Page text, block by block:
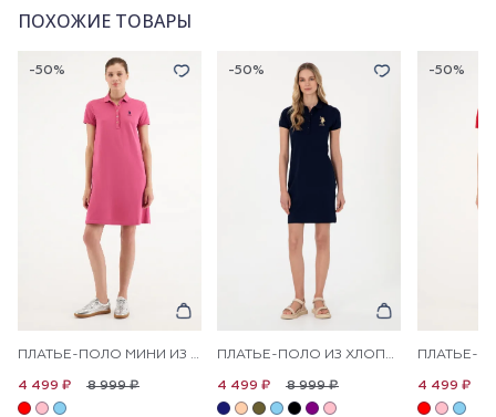
ПОХОЖИЕ ТОВАРЫ
-50%
ПЛАТЬЕ-ПОЛО МИНИ ИЗ ХЛОПКА ПРЯМОЕ
8 999 ₽
4 499 ₽
-50%
ПЛАТЬЕ-ПОЛО ИЗ ХЛОПКА С КОНТРАСТНЫМ ЛОГОТИПОМ ПРИТАЛЕННОЕ
8 999 ₽
4 499 ₽
-50%
4 499 ₽